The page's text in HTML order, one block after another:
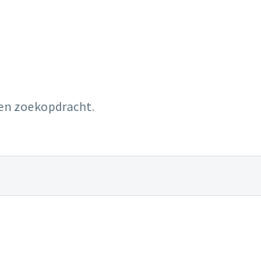
zoekopdracht.